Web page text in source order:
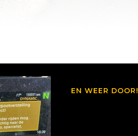
EN WEER DOOR!